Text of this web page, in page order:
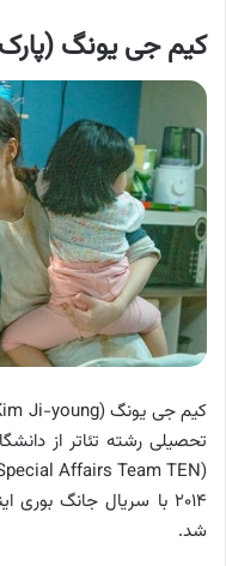
کیم جی یونگ
تحصیلی رشته تئاتر از
شد.